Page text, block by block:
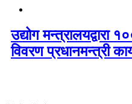
उद्योग मन्त्रालयद्वारा
विवरण प्रधानमन्त्री